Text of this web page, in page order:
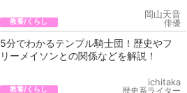
教養/くらし
岡山天音
俳優
5分でわかるテンプル騎士団！歴史やフ
リーメイソンとの関係などを解説！
教養/くらし
ichitaka
歴史系ライター